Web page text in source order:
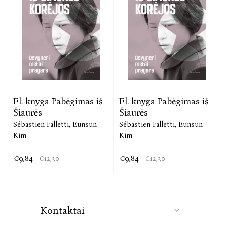
El. knyga Pabėgimas iš
Šiaurės
Sébastien Falletti, Eunsun
Kim
€9,84 €12,30
El. knyga Pabėgimas iš
Šiaurės
Sébastien Falletti, Eunsun
Kim
€9,84 €12,30
Kontaktai